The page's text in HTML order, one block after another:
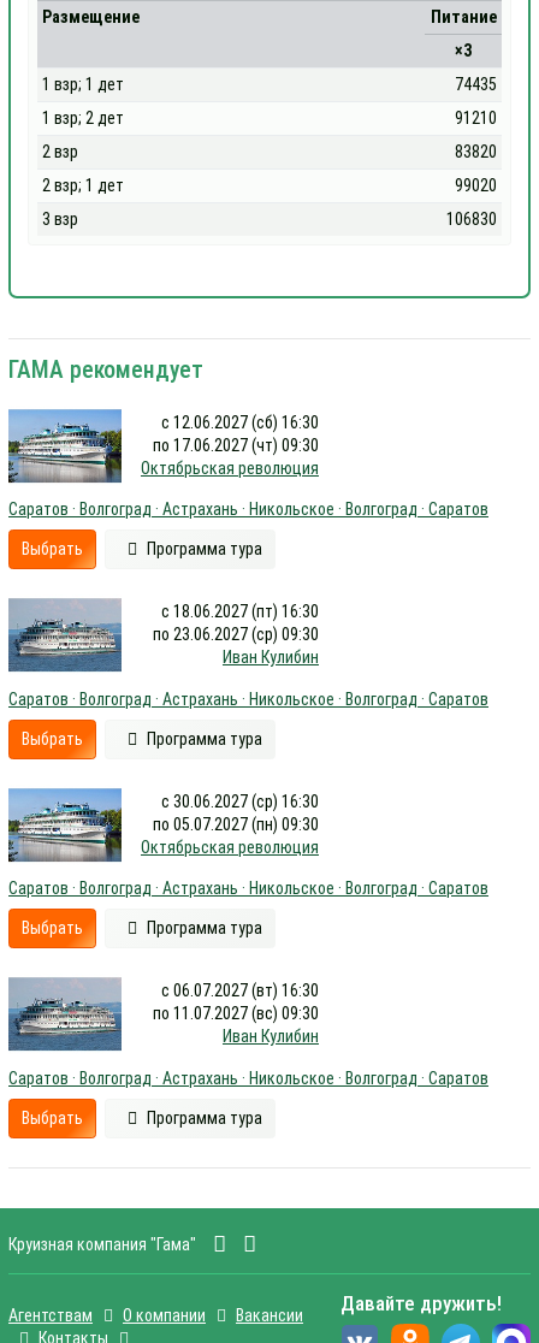
Размещение
Питание
×3
1 взр; 1 дет
74435
1 взр; 2 дет
91210
2 взр
83820
2 взр; 1 дет
99020
3 взр
106830
ГАМА рекомендует
с 12.06.2027 (сб) 16:30
по 17.06.2027 (чт) 09:30
Октябрьская революция
Саратов · Волгоград · Астрахань · Никольское · Волгоград · Саратов
Выбрать Программа тура
с 18.06.2027 (пт) 16:30
по 23.06.2027 (ср) 09:30
Иван Кулибин
Саратов · Волгоград · Астрахань · Никольское · Волгоград · Саратов
Выбрать Программа тура
с 30.06.2027 (ср) 16:30
по 05.07.2027 (пн) 09:30
Октябрьская революция
Саратов · Волгоград · Астрахань · Никольское · Волгоград · Саратов
Выбрать Программа тура
с 06.07.2027 (вт) 16:30
по 11.07.2027 (вс) 09:30
Иван Кулибин
Саратов · Волгоград · Астрахань · Никольское · Волгоград · Саратов
Выбрать Программа тура
Круизная компания "Гама"
Агентствам О компании
Вакансии
Контакты
Давайте дружить!